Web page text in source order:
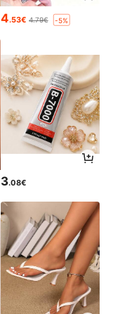
4.53€ 4.79€ -5%
3.08€